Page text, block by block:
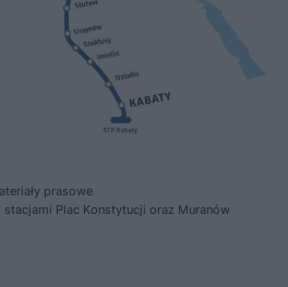
prasowe
Plac Konstytucji oraz Muranów